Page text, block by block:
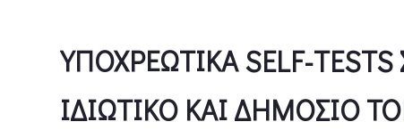
ΥΠΟΧΡΕΩΤΙΚΑ SELF-
ΙΔΙΩΤΙΚΟ ΚΑΙ ΔΗΜΟΣΙΟ